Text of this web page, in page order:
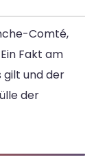
Comté,
Fakt am
gilt und der
der